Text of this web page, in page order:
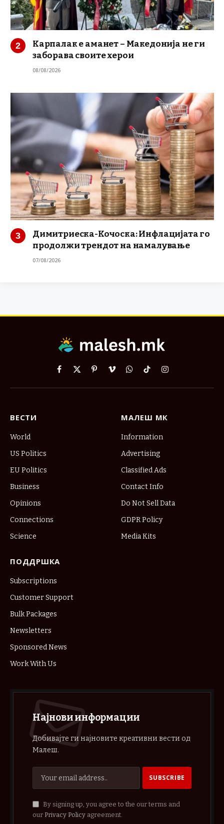
Карпалак е аманет – Македонија не ги
заборава своите херои
08/08/2026
Димитриеска-Кочоска: Инфлацијата го
продолжи трендот на намалување
07/08/2026
Facebook
X
PinterestVimeoWhatsApp
TikTokInstagram
ВЕСТИ
World
US Politics
EU Politics
Business
Opinions
Connections
Science
МАЛЕШ МК
Information
Advertising
Classified Ads
Contact Info
Do Not Sell Data
GDPR Policy
Media Kits
ПОДДРШКА
Subscriptions
Customer Support
Bulk Packages
Newsletters
Sponsored News
Work With Us
Најнови информации
Добивајте ги најновите креативни вести од
Малеш.
By signing up, you agree to the our terms and
our Privacy Policyagreement.